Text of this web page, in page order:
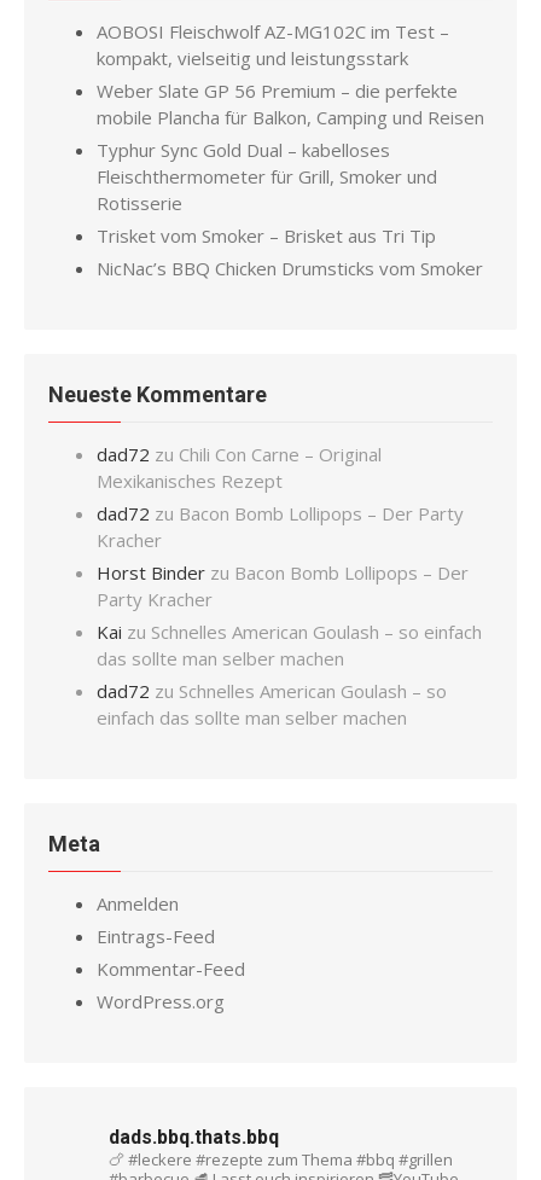
AOBOSI Fleischwolf AZ-MG102C im Test –
kompakt, vielseitig und leistungsstark
Weber Slate GP 56 Premium – die perfekte
mobile Plancha für Balkon, Camping und Reisen
Typhur Sync Gold Dual – kabelloses
Fleischthermometer für Grill, Smoker und
Rotisserie
Trisket vom Smoker – Brisket aus Tri Tip
NicNac’s BBQ Chicken Drumsticks vom Smoker
Neueste Kommentare
dad72 zu Chili Con Carne – Original
Mexikanisches Rezept
dad72 zu Bacon Bomb Lollipops – Der Party
Kracher
Horst Binder zu Bacon Bomb Lollipops – Der
Party Kracher
Kai zu Schnelles American Goulash – so einfach
das sollte man selber machen
dad72 zu Schnelles American Goulash – so
einfach das sollte man selber machen
Meta
Anmelden
Eintrags-Feed
Kommentar-Feed
WordPress.org
dads.bbq.thats.bbq
🍗 #leckere #rezepte zum Thema #bbq #grillen